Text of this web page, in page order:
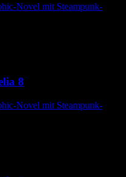
Novel mit Steampunk-
8
Novel mit Steampunk-